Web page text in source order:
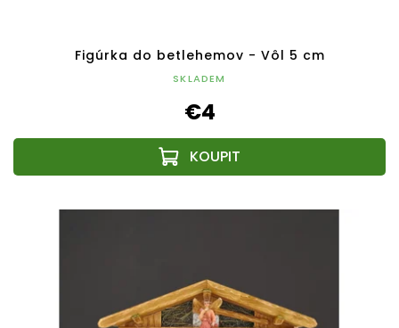
Figúrka do betlehemov - Vôl 5 cm
SKLADEM
€4